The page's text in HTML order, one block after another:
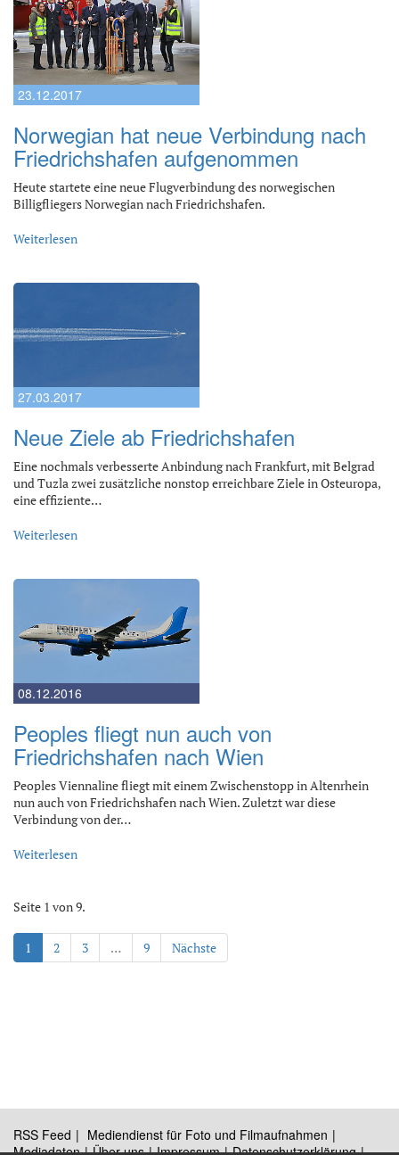
23.12.2017
Norwegian hat neue Verbindung nach
Friedrichshafen aufgenommen
Heute startete eine neue Flugverbindung des norwegischen
Billigfliegers Norwegian nach Friedrichshafen.
Weiterlesen
27.03.2017
Neue Ziele ab Friedrichshafen
Eine nochmals verbesserte Anbindung nach Frankfurt, mit Belgrad
und Tuzla zwei zusätzliche nonstop erreichbare Ziele in Osteuropa,
eine effiziente…
Weiterlesen
08.12.2016
Peoples fliegt nun auch von
Friedrichshafen nach Wien
Peoples Viennaline fliegt mit einem Zwischenstopp in Altenrhein
nun auch von Friedrichshafen nach Wien. Zuletzt war diese
Verbindung von der…
Weiterlesen
Seite 1 von 9.
1 2 3 … 9 Nächste
RSS Feed
Mediendienst für Foto und Filmaufnahmen